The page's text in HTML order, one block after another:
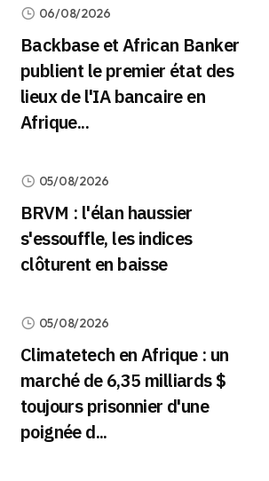
06/08/2026
Backbase et African Banker
publient le premier état des
lieux de l'IA bancaire en
Afrique...
05/08/2026
BRVM : l'élan haussier
s'essouffle, les indices
clôturent en baisse
05/08/2026
Climatetech en Afrique : un
marché de 6,35 milliards $
toujours prisonnier d'une
poignée d...